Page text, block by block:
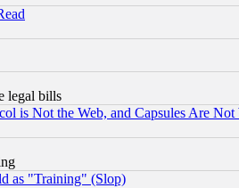
legal bills
is Not the Web, and Capsules Are Not
as "Training" (Slop)